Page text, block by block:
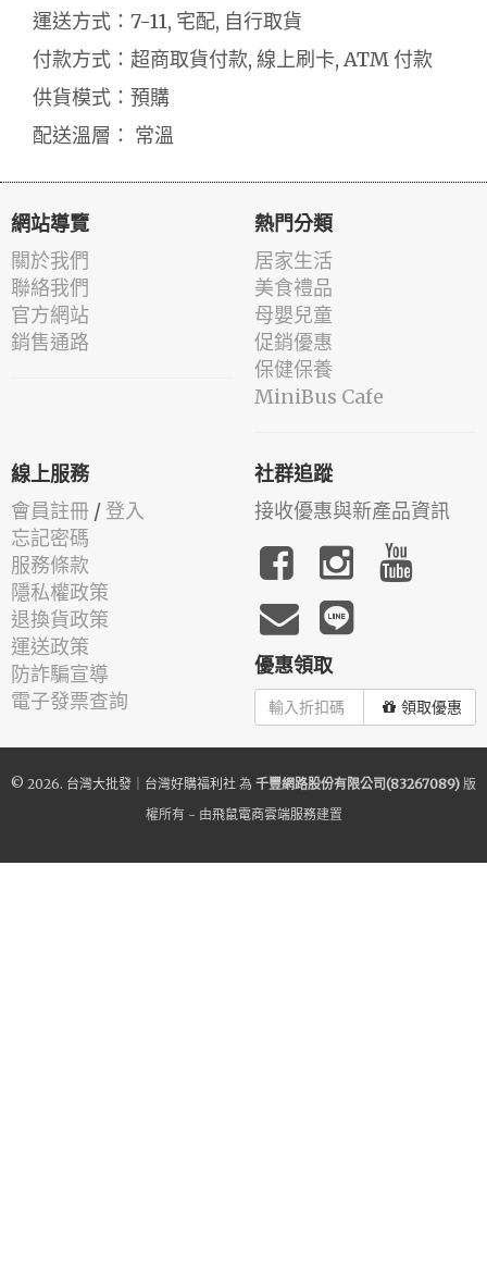
運送方式：7-11, 宅配, 自行取貨
付款方式：超商取貨付款, 線上刷卡, ATM 付款
供貨模式：預購
配送溫層： 常溫
網站導覽
關於我們
聯絡我們
官方網站
銷售通路
熱門分類
居家生活
美食禮品
母嬰兒童
促銷優惠
保健保養
MiniBus Cafe
線上服務
會員註冊 / 登入
忘記密碼
服務條款
隱私權政策
退換貨政策
運送政策
防詐騙宣導
電子發票查詢
社群追蹤
接收優惠與新產品資訊
優惠領取
領取優惠
© 2026. 台灣大批發｜台灣好購福利社 為 千豐網路股份有限公司(83267089) 版
權所有 - 由飛鼠電商雲端服務建置